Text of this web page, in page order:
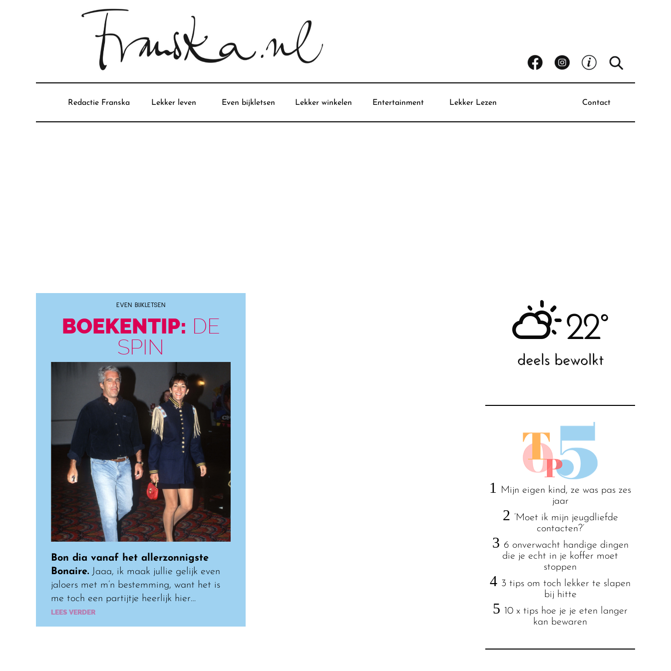
Redactie Franska Lekker leven Even bijkletsen Lekker winkelen Entertainment Lekker Lezen Contact
EVEN BIJKLETSEN
BOEKENTIP: DE
SPIN
Bon dia vanaf het allerzonnigste
Bonaire. Jaaa, ik maak jullie gelijk even
jaloers met m’n bestemming, want het is
me toch een partijtje heerlijk hier…
LEES VERDER
22°
deels bewolkt
1
Mijn eigen kind, ze was pas zes
jaar
2 ‘Moet ik mijn jeugdliefde
contacten?’
3 6 onverwacht handige dingen
die je echt in je koffer moet
stoppen
4 3 tips om toch lekker te slapen
bij hitte
5 10 x tips hoe je je eten langer
kan bewaren